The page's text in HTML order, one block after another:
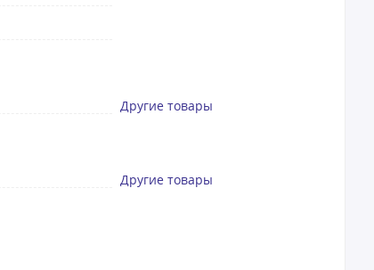
Другие товары
Другие товары